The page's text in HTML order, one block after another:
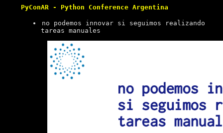
PyConAR - Python Conference Argentina
no podemos innovar si seguimos realizando
tareas manuales